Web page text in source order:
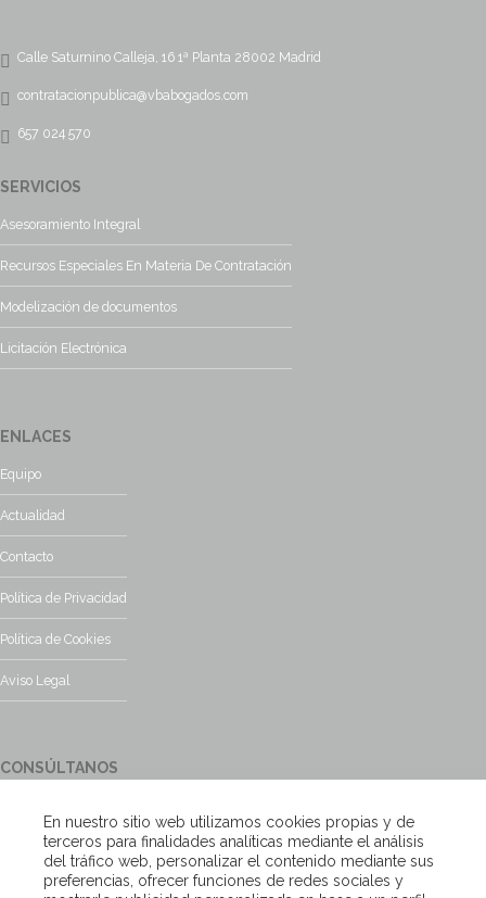
Calle Saturnino Calleja, 16 1ª Planta 28002 Madrid
contratacionpublica@vbabogados.com
657 024 570
SERVICIOS
Asesoramiento Integral
Recursos Especiales En Materia De Contratación
Modelización de documentos
Licitación Electrónica
ENLACES
Equipo
Actualidad
Contacto
Política de Privacidad
Política de Cookies
Aviso Legal
CONSÚLTANOS
encantados
Escríbenos
En nuestro sitio web utilizamos cookies propias y de
terceros para finalidades analíticas mediante el análisis
del tráfico web, personalizar el contenido mediante sus
preferencias, ofrecer funciones de redes sociales y